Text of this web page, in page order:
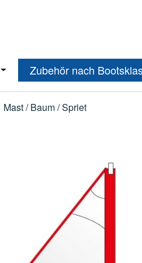
Öffne oder Schließe das
Zubehör nach
Mast / Baum / Spriet